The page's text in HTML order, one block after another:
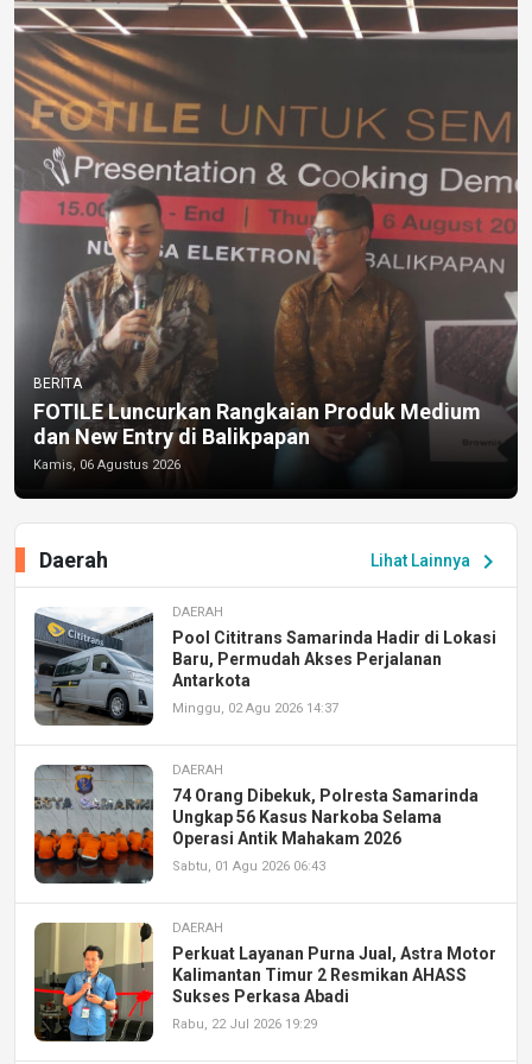
BERITA
FOTILE Luncurkan Rangkaian Produk Medium
dan New Entry di Balikpapan
Kamis, 06 Agustus 2026
Lihat Lainnya chevron_right
Daerah
DAERAH
Pool Cititrans Samarinda Hadir di Lokasi
Baru, Permudah Akses Perjalanan
Antarkota
Minggu, 02 Agu 2026 14:37
DAERAH
74 Orang Dibekuk, Polresta Samarinda
Ungkap 56 Kasus Narkoba Selama
Operasi Antik Mahakam 2026
Sabtu, 01 Agu 2026 06:43
DAERAH
Perkuat Layanan Purna Jual, Astra Motor
Kalimantan Timur 2 Resmikan AHASS
Sukses Perkasa Abadi
Rabu, 22 Jul 2026 19:29